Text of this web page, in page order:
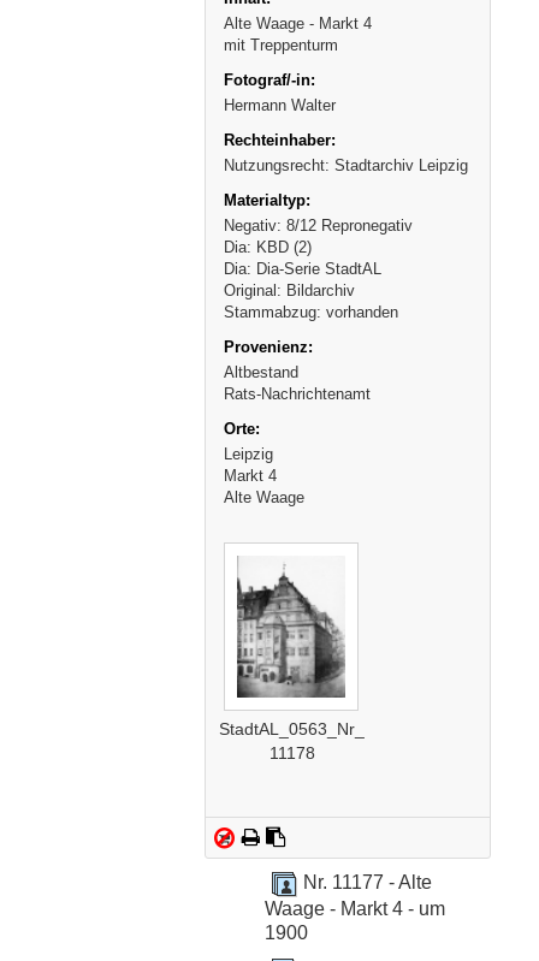
Alte Waage - Markt 4
mit Treppenturm
Hermann Walter
Nutzungsrecht: Stadtarchiv Leipzig
Negativ: 8/12 Repronegativ
Dia: KBD (2)
Dia: Dia-Serie StadtAL
Original: Bildarchiv
Stammabzug: vorhanden
Altbestand
Rats-Nachrichtenamt
Leipzig
Markt 4
Alte Waage
StadtAL_0563_Nr_
11178
Nr. 11177 - Alte
Waage - Markt 4 - um
1900